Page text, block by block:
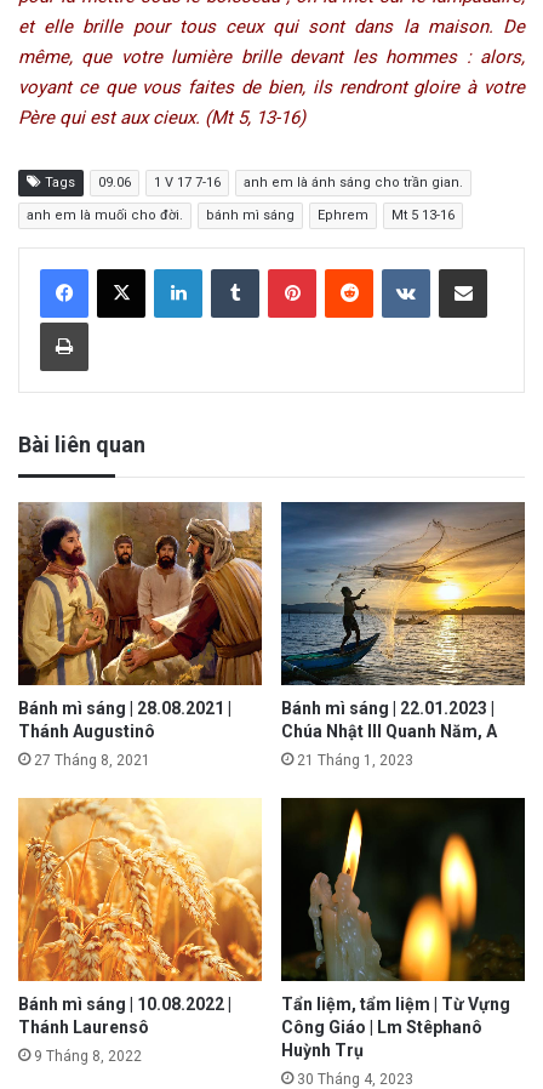
et elle brille pour tous ceux qui sont dans la maison. De
même, que votre lumière brille devant les hommes : alors,
voyant ce que vous faites de bien, ils rendront gloire à votre
Père qui est aux cieux. (Mt 5, 13-16)
Tags 09.06 1 V 17 7-16 anh em là ánh sáng cho trần gian.
anh em là muối cho đời. bánh mì sáng Ephrem Mt 5 13-16
Bài liên quan
Bánh mì sáng | 28.08.2021 |
Thánh Augustinô
27 Tháng 8, 2021
Bánh mì sáng | 22.01.2023 |
Chúa Nhật III Quanh Năm, A
21 Tháng 1, 2023
Bánh mì sáng | 10.08.2022 |
Thánh Laurensô
9 Tháng 8, 2022
Tẩn liệm, tẩm liệm | Từ Vựng
Công Giáo | Lm Stêphanô
Huỳnh Trụ
30 Tháng 4, 2023